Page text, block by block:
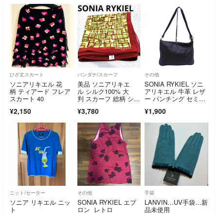
ひざ丈スカート
ソニアリキエル 花
柄 ティアード フレア
スカート 40
¥2,150
バンダナ/スカーフ
美品 ソニアリキエ
ル シルク100% 大
判 スカーフ 総柄 シフ
¥3,780
その他
SONIA RYKIEL ソニ
アリキエル 牛革 レザ
ー パンチング セミシ
■ レディース
¥1,900
ニット/セーター
ソニア リキエル ニッ
ト
その他
SONIA RYKIEL エプ
ロン レトロ
手袋
LANVIN…UV手袋…新
品未使用